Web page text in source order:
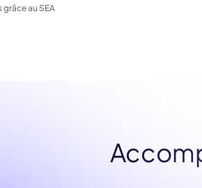
au SEA